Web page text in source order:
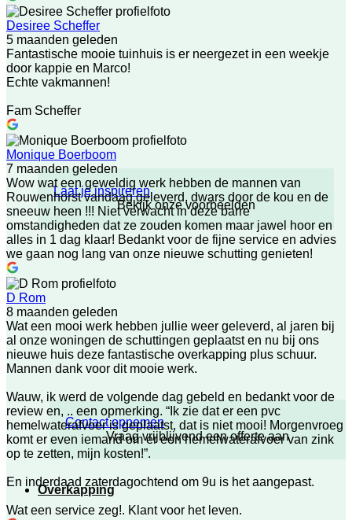
Laat je inspireren
Bekijk onze voorbeelden
Contact opnemen
Vraag vrijblijvend een offerte aan
Overkapping
Desiree Scheffer
5 maanden geleden
Fantastische mooie tuinhuis is er neergezet in een weekje
door kappie en Marco!
Echte vakmannen!
Fam Scheffer
Monique Boerboom
7 maanden geleden
Wow wat een geweldig werk hebben de mannen van
Rouwenhorst vandaag geleverd, dwars door de kou en de
sneeuw heen !!! Niet verwacht in deze barre
omstandigheden dat ze zouden komen maar jawel hoor en
alles in 1 dag klaar! Bedankt voor de fijne service en advies
we gaan nog lang van onze nieuwe schutting genieten!
D Rom
8 maanden geleden
Wat een mooi werk hebben jullie weer geleverd, al jaren bij
al onze woningen de schuttingen geplaatst en nu bij ons
nieuwe huis deze fantastische overkapping plus schuur.
Mannen dank voor dit mooie werk.
Wauw, ik werd de volgende dag gebeld en bedankt voor de
review en, .. een opmerking. “Ik zie dat er een pvc
hemelwaterafvoer is geplaatst, dat is niet mooi! Morgenvroeg
komt er even iemand om er een hemelwaterafvoer van zink
op te zetten, mijn kosten!”.
En inderdaad zaterdagochtend om 9u is het aangepast.
Wat een service zeg!. Klant voor het leven.